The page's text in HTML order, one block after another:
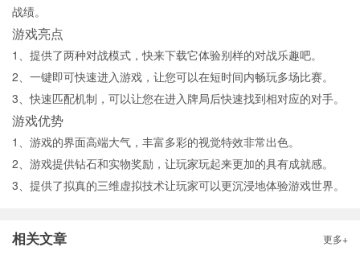
战绩。
游戏亮点
1、提供了两种对战模式，快来下载它体验别样的对战乐趣吧。
2、一键即可快速进入游戏，让您可以在短时间内畅玩多场比赛。
3、快速匹配机制，可以让您在进入牌局后快速找到相对应的对手。
游戏优势
1、游戏的界面高端大气，丰富多彩的视觉特效非常出色。
2、游戏提供钻石和实物奖励，让玩家玩起来更加的具有成就感。
3、提供了拟真的三维虚拟技术让玩家可以更沉浸地体验游戏世界。
相关文章 更多+